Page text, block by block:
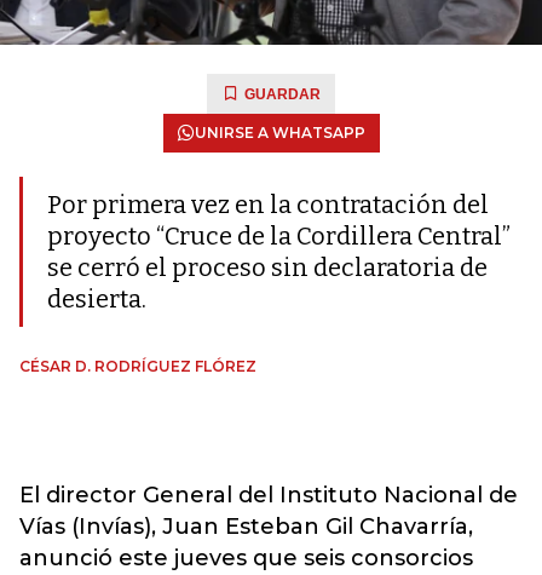
GUARDAR
UNIRSE A WHATSAPP
Por primera vez en la contratación del
proyecto “Cruce de la Cordillera Central”
se cerró el proceso sin declaratoria de
desierta.
CÉSAR D. RODRÍGUEZ FLÓREZ
El director General del Instituto Nacional de
Vías (Invías), Juan Esteban Gil Chavarría,
anunció este jueves que seis consorcios